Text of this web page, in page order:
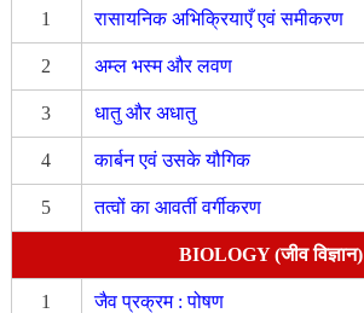
1 रासायनिक अभिक्रियाएँ एवं समीकरण
2 अम्ल भस्म और लवण
3 धातु और अधातु
4 कार्बन एवं उसके यौगिक
5 तत्वों का आवर्ती वर्गीकरण
BIOLOGY (जीव विज्ञान)
1 जैव प्रक्रम : पोषण